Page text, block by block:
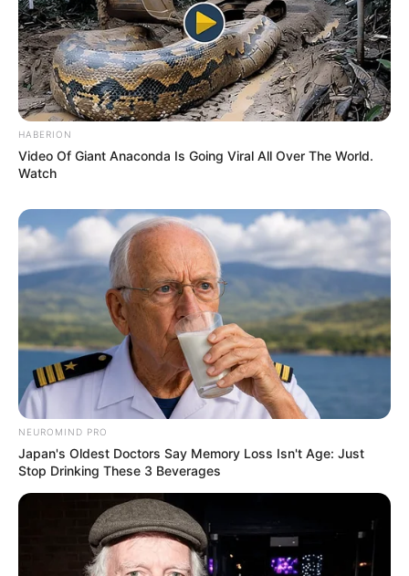
TAGS
ΧΑΛΚΙΔΑ ΝΕΑ
HABERION
Video Of Giant Anaconda Is Going Viral All Over The World.
Watch
NEUROMIND PRO
Japan's Oldest Doctors Say Memory Loss Isn't Age: Just
Stop Drinking These 3 Beverages